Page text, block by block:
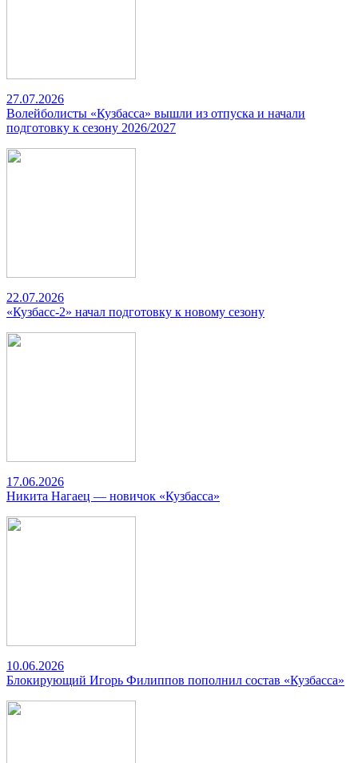
27.07.2026
Волейболисты «Кузбасса» вышли из отпуска и начали
подготовку к сезону 2026/2027
22.07.2026
«Кузбасс-2» начал подготовку к новому сезону
17.06.2026
Никита Нагаец — новичок «Кузбасса»
10.06.2026
Блокирующий Игорь Филиппов пополнил состав «Кузбасса»